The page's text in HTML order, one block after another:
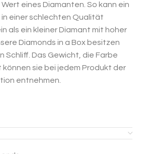
eines Diamanten. So kann ein
einer schlechten Qualität
als ein kleiner Diamant mit hoher
Diamonds in a Box besitzen
Schliff. Das Gewicht, die Farbe
können sie bei jedem Produkt der
entnehmen.